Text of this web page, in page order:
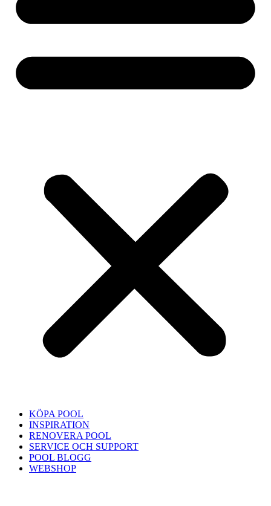
KÖPA POOL
INSPIRATION
RENOVERA POOL
SERVICE OCH SUPPORT
POOL BLOGG
WEBSHOP